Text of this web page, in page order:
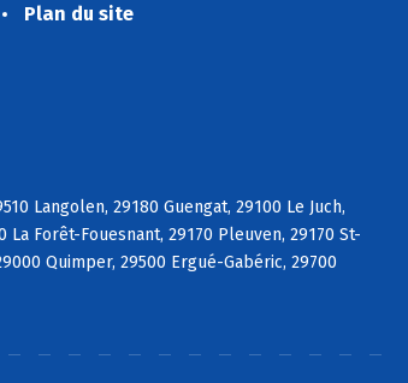
Plan du site
Langolen, 29180 Guengat, 29100 Le Juch,
Forêt-Fouesnant, 29170 Pleuven, 29170 St-
Quimper, 29500 Ergué-Gabéric, 29700